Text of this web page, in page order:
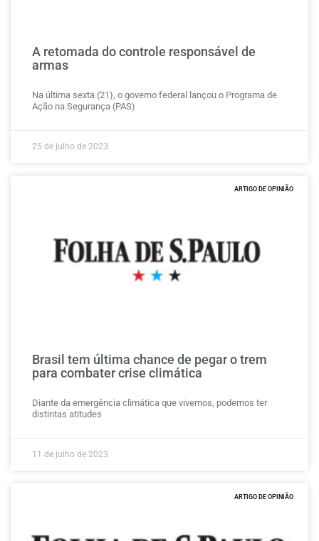
A retomada do controle responsável de
armas
Na última sexta (21), o governo federal lançou o Programa de
Ação na Segurança (PAS)
25 de julho de 2023
ARTIGO DE OPINIÃO
Brasil tem última chance de pegar o trem
para combater crise climática
Diante da emergência climática que vivemos, podemos ter
distintas atitudes
11 de julho de 2023
ARTIGO DE OPINIÃO